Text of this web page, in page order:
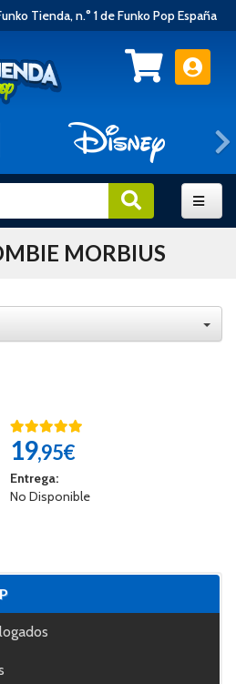
Tienda, n.° 1 de Funko Pop España
MORBIUS
19,95€
Entrega:
No Disponible